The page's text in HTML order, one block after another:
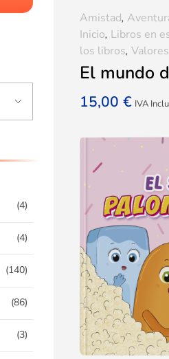
El mundo
15,00€ IVA
Amistad,
Inicio, Libros en
los libros,Valores
(4)
(4)
(140)
(86)
(3)